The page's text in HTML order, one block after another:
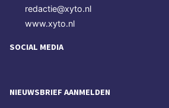
redactie@xyto.nl
www.xyto.nl
SOCIAL MEDIA
NIEUWSBRIEF AANMELDEN